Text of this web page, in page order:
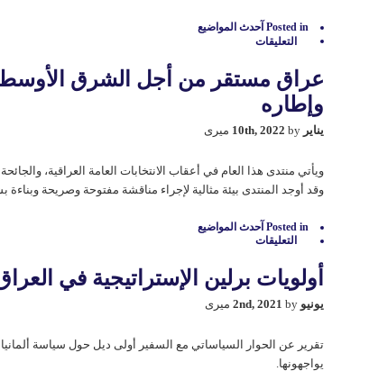
Posted in آحدث المواضيع
التعليقات
الأوسط
وفيديوات
عراق مستقر من أجل الشرق
وإطاره
يناير 10th, 2022 by میری
ويأتي منتدى هذا العام في أعقاب الانتخابات العامة العراقية،
وقد أوجد المنتدى بيئة مثالية لإجراء مناقشة مفتوحة وصريحة
Posted in آحدث المواضيع
التعليقات
مستقر
من
أجل
الشرق
موضوع
أولويات برلين الإستراتيجية في
يونيو 2nd, 2021 by میری
تقرير عن الحوار السیاساتي مع السفیر أولی دیل حول سياسة
یواجهونها.